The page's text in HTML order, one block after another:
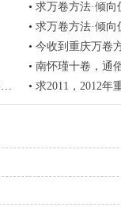
• 求万卷方法·倾
• 求万卷方法·倾
• 今收到重庆万卷
• 南怀瑾十卷，通
• 求2011，2012年